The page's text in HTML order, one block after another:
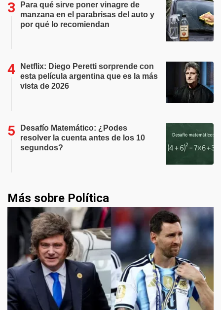
Para qué sirve poner vinagre de
manzana en el parabrisas del auto y
por qué lo recomiendan
Netflix: Diego Peretti sorprende con
esta película argentina que es la más
vista de 2026
Desafío Matemático: ¿Podes
resolver la cuenta antes de los 10
segundos?
Más sobre Política